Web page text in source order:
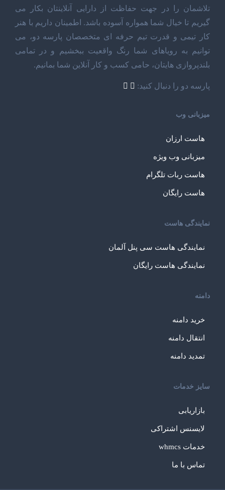
تلاشمان را در جهت حفاظت از دارایی آنلاینتان بکار می
گیریم تا خیال شما همواره آسوده باشد. اطمینان داریم با هنر
کار تیمی و قدرت تیم حرفه ای متخصصان پارسه دو، می
توانیم به رویاهای شما رنگ واقعیت ببخشیم و در تمامی
بلندپروازی هایتان، حامی کسب و کار آنلاین شما بمانیم.
پارسه دو را دنبال کنید:
میزبانی وب
هاست ارزان
میزبانی وب ویژه
هاست ربات تلگرام
هاست رایگان
نمایندگی هاست
نمایندگی هاست سی پنل آلمان
نمایندگی هاست رایگان
دامنه
خرید دامنه
انتقال دامنه
تمدید دامنه
سایز خدمات
بازاریابی
لایسنس اشتراکی
خدمات whmcs
تماس با ما